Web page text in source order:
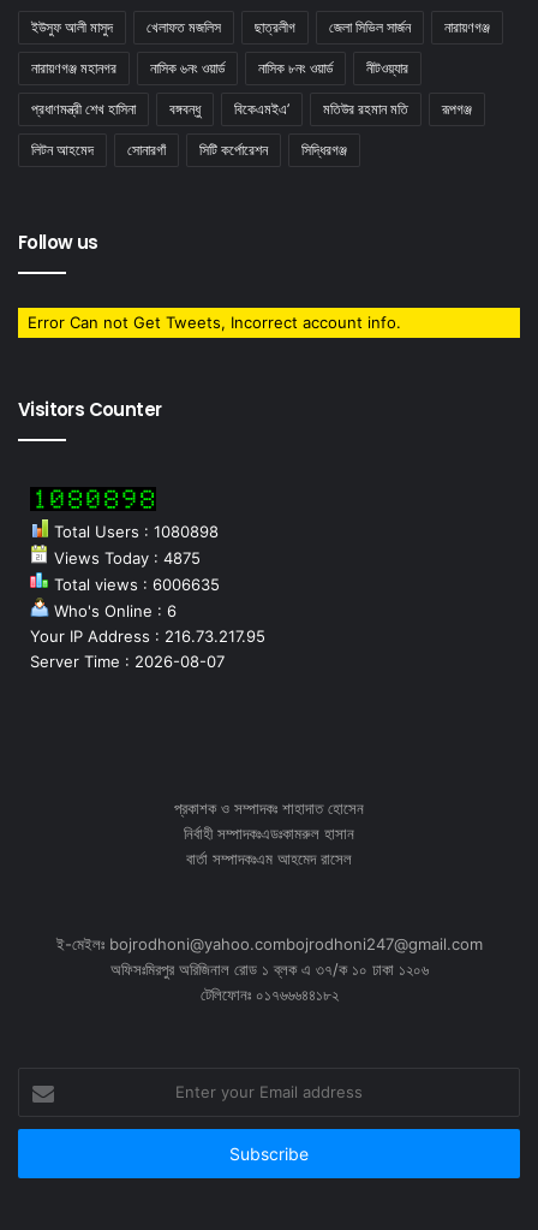
ইউসুফ আলী মাসুদ খেলাফত মজলিস ছাত্রলীগ জেলা সিভিল সার্জন নারায়ণগঞ্জ
নারায়ণগঞ্জ মহানগর নাসিক ৬নং ওয়ার্ড নাসিক ৮নং ওয়ার্ড নীটওয়্যার
প্রধাণমন্ত্রী শেখ হাসিনা বঙ্গবন্ধু বিকেএমইএ’ মতিউর রহমান মতি রূপগঞ্জ
লিটন আহমেদ সােনারগাঁ সিটি কর্পোরেশন সিদ্ধিরগঞ্জ
Follow us
Error Can not Get Tweets, Incorrect account info.
Visitors Counter
Total Users : 1080898
Views Today : 4875
Total views : 6006635
Who's Online : 6
Your IP Address : 216.73.217.95
Server Time : 2026-08-07
প্রকাশক ও সম্পাদকঃ শাহাদাত হোসেন
নির্বাহী সম্পাদকঃএডঃকামরুল হাসান
বার্তা সম্পাদকঃএম আহমেদ রাসেল
ই-মেইলঃ bojrodhoni@yahoo.combojrodhoni247@gmail.com
অফিসঃমিরপুর অরিজিনাল রোড ১ ব্লক এ ৩৭/ক ১০ ঢাকা ১২০৬
টেলিফোনঃ ০১৭৬৬৬৪৪১৮২
your
Email